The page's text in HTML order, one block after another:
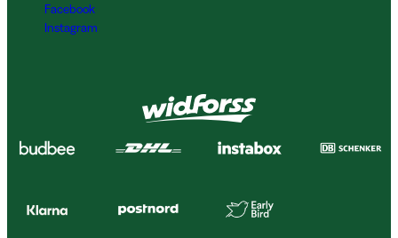
Facebook
Instagram